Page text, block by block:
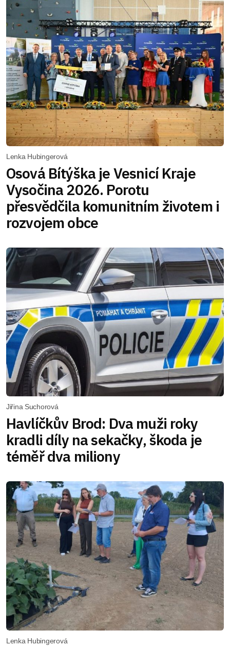
Lenka Hubingerová
Osová Bítýška je Vesnicí Kraje
Vysočina 2026. Porotu
přesvědčila komunitním životem i
rozvojem obce
Jiřina Suchorová
Havlíčkův Brod: Dva muži roky
kradli díly na sekačky, škoda je
téměř dva miliony
Lenka Hubingerová